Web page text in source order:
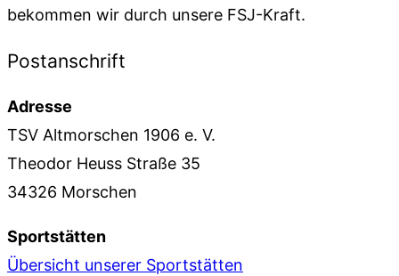
bekommen wir durch unsere FSJ-Kraft.
Postanschrift
Adresse
TSV Altmorschen 1906 e. V.
Theodor Heuss Straße 35
34326 Morschen
Sportstätten
Übersicht unserer Sportstätten